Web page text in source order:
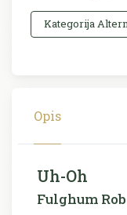
Kategorija
Opis
Uh-Oh
Fulghum